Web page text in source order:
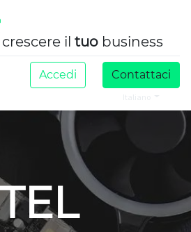
il tuo business
Accedi Contattaci